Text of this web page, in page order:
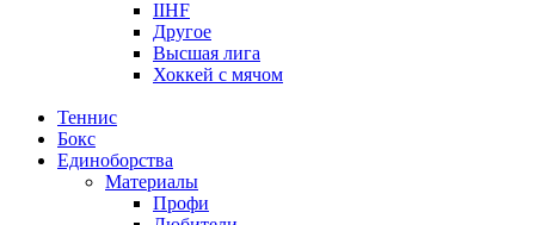
IIHF
Другое
Высшая лига
Хоккей с мячом
Теннис
Бокс
Единоборства
Материалы
Профи